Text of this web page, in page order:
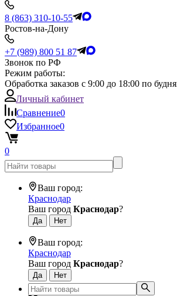
8 (863) 310-10-55
Ростов-на-Дону
+7 (989) 800 51 87
Звонок по РФ
Режим работы:
Обработка заказов с 9:00 до 18:00 по
Личный кабинет
Сравнение0
Избранное0
0
Ваш город:
Краснодар
Ваш город Краснодар?
Ваш город:
Краснодар
Ваш город Краснодар?